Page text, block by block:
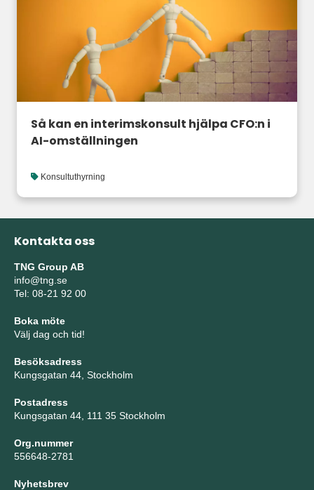
Så kan en interimskonsult hjälpa CFO:n i
AI-omställningen
Konsultuthyrning
Kontakta oss
TNG Group AB
info@tng.se
Tel: 08-21 92 00
Boka möte
Välj dag och tid!
Besöksadress
Kungsgatan 44, Stockholm
Postadress
Kungsgatan 44, 111 35 Stockholm
Org.nummer
556648-2781
Nyhetsbrev